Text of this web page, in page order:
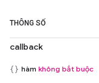
THÔNG SỐ
callback
hàm không bắt buộc